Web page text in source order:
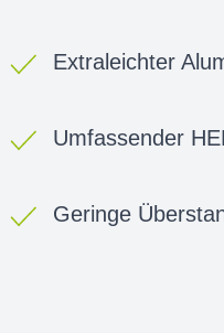
Extraleichter
Umfassender
Geringe